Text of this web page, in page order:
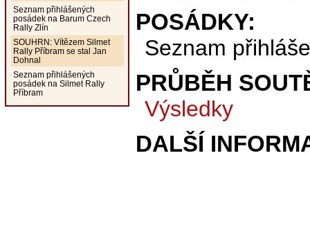
Seznam přihlášených
posádek na Barum Czech
Rally Zlín
SOUHRN: Vítězem Silmet
Rally Příbram se stal Jan
Dohnal
Seznam přihlášených
posádek na Silmet Rally
Příbram
POSÁDKY:
Seznam
PRŮBĚH
Výsledky
DALŠÍ